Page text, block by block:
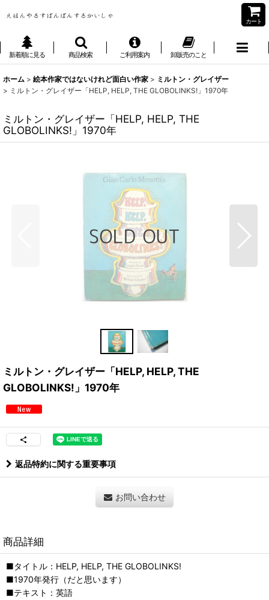
カート
新着順に見る 商品検索 ご利用案内 卸販売のこと
ホーム > 絵本作家ではないけれど面白い作家 > ミルトン・グレイザー
> ミルトン・グレイザー「HELP, HELP, THE GLOBOLINKS!」1970年
ミルトン・グレイザー「HELP, HELP, THE
GLOBOLINKS!」1970年
ミルトン・グレイザー「HELP, HELP, THE
GLOBOLINKS!」1970年
返品特約に関する重要事項
お問い合わせ
商品詳細
■タイトル：HELP, HELP, THE GLOBOLINKS!
■1970年発行（だと思います）
■テキスト：英語